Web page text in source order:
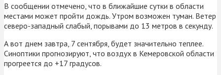
В сообщении отмечено, что в ближайшие сутки в области
местами может пройти дождь. Утром возможен туман. Ветер
северо-западный слабый, порывами до 13 метров в секунду.
А вот днем завтра, 7 сентября, будет значительно теплее.
Синоптики прогнозируют, что воздух в Кемеровской области
прогреется до +17 градусов.